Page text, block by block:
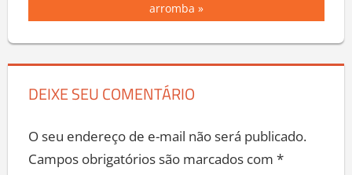
arromba
DEIXE SEU COMENTÁRIO
O seu endereço de e-mail não será publicado.
Campos obrigatórios são marcados com *